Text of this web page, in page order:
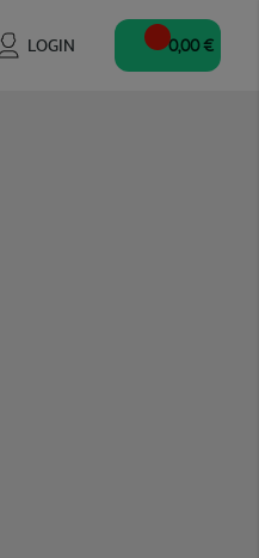
LOGIN 0,00 €